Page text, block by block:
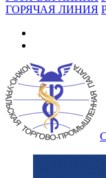
ГОРЯЧАЯ ЛИНИЯ